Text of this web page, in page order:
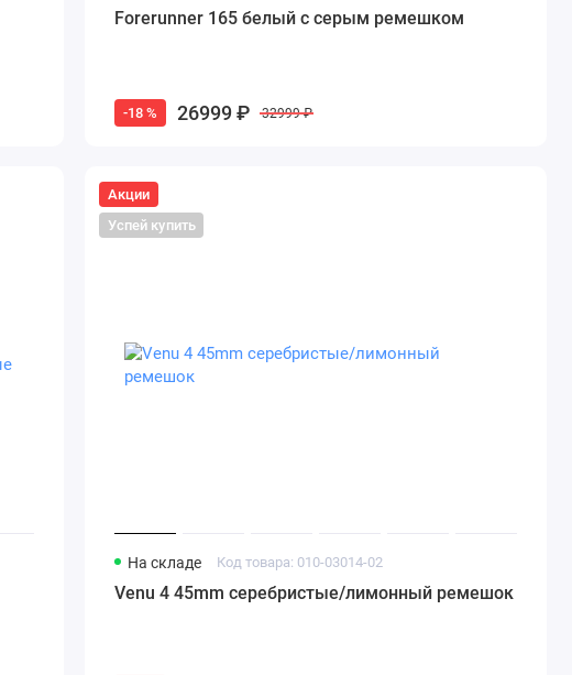
Forerunner 165 белый с серым ремешком
-18 % 26999 ₽ 32999 ₽
Акции
Успей купить
На складе Код товара: 010-03014-02
Venu 4 45mm серебристые/лимонный ремешок